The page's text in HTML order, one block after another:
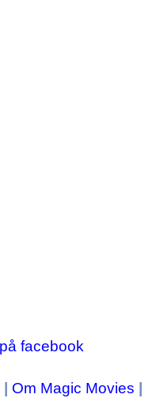
Om Magic Movies